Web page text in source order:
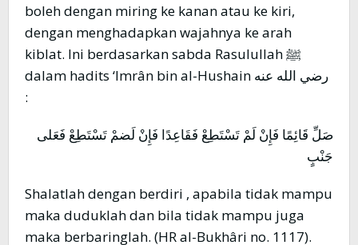
boleh dengan miring ke kanan atau ke kiri,
dengan menghadapkan wajahnya ke arah
kiblat. Ini berdasarkan sabda Rasulullah ﷺ
dalam hadits ‘Imrân bin al-Hushain رضي الله عنه
:
صَلِّ قَائِمًا فَإِنْ لَمْ تَسْتَطِعْ فَقَاعِدًا فَإِنْ لَضمْ تَسْتَطِعْ فَعَلى
جَنْبٍ
Shalatlah dengan berdiri , apabila tidak mampu
maka duduklah dan bila tidak mampu juga
maka berbaringlah. (HR al-Bukhâri no. 1117).